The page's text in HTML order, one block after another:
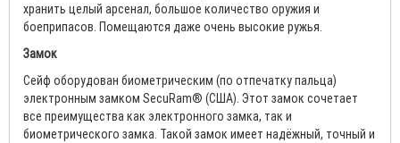
хранить целый арсенал, большое количество оружия и
боеприпасов. Помещаются даже очень высокие ружья.
Замок
Сейф оборудован биометрическим (по отпечатку пальца)
электронным замком SecuRam® (США). Этот замок сочетает
все преимущества как электронного замка, так и
биометрического замка. Такой замок имеет надёжный, точный и